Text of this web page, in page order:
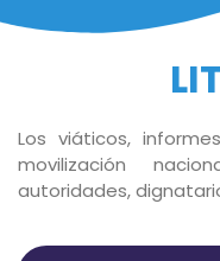
Los viáticos,
movilización
autoridades,